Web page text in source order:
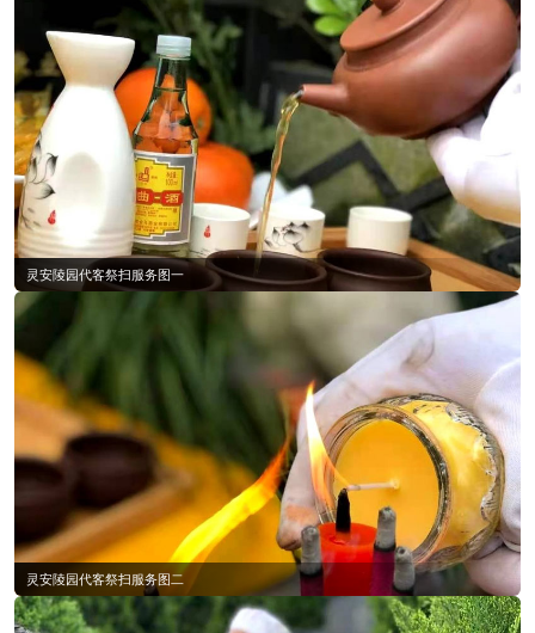
灵安陵园代客祭扫服务图一
灵安陵园代客祭扫服务图二